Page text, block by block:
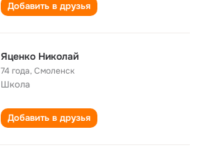
Добавить в друзья
Яценко Николай
74 года,Смоленск
Школа
Добавить в друзья